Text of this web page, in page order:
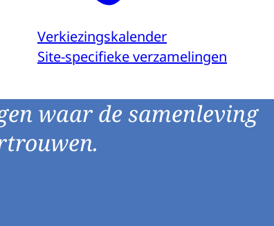
Verkiezingskalender
Site-specifieke verzamelingen
waar de samenleving